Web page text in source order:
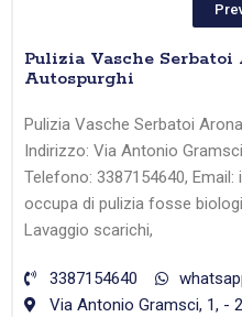
Pulizia Vasche
Autospurghi
Pulizia Vasche Serbatoi
Indirizzo: Via Antonio
Telefono: 3387154640,
occupa di pulizia fosse
Lavaggio scarichi,
3387154640
Via Antonio Gramsci, 1, -